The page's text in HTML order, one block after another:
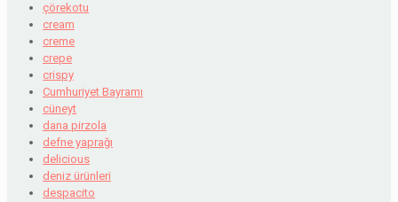
çörekotu
cream
creme
crepe
crispy
Cumhuriyet Bayramı
cüneyt
dana pirzola
defne yaprağı
delicious
deniz ürünleri
despacito